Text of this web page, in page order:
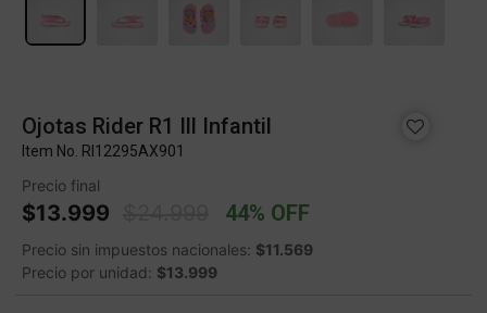
Ojotas Rider R1 Ill Infantil
Item No. RI12295AX901
Precio final
$13.999 Price reduced from
44% OFF
Precio sin impuestos nacionales: $11.569
Precio por unidad: $13.999